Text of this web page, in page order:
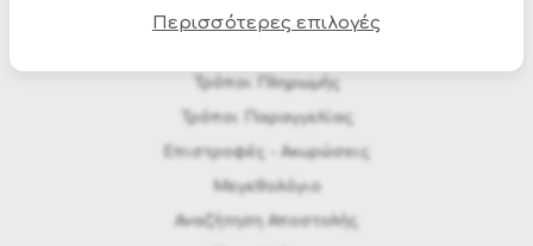
Τρόποι Πληρωμής
Τρόποι Παραγγελίας
Eπιστροφές - Ακυρώσεις
Μεγεθολόγιο
Αναζήτηση Αποστολής
Περισσότερες επιλογές